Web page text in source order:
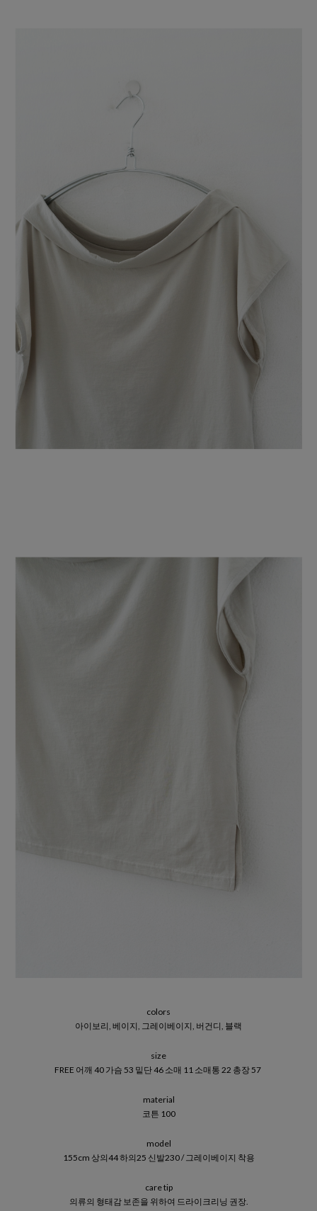
colors
아이보리, 베이지, 그레이베이지, 버건디, 블랙
size
FREE 어깨 40 가슴 53 밑단 46 소매 11 소매통 22 총장 57
material
코튼 100
model
155cm 상의44 하의25 신발230 / 그레이베이지 착용
care tip
의류의 형태감 보존을 위하여 드라이크리닝 권장.